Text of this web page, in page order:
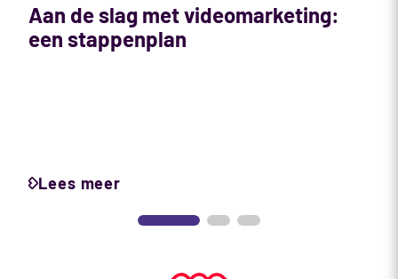
Aan de slag met videomarketing:
een stappenplan
Lees meer